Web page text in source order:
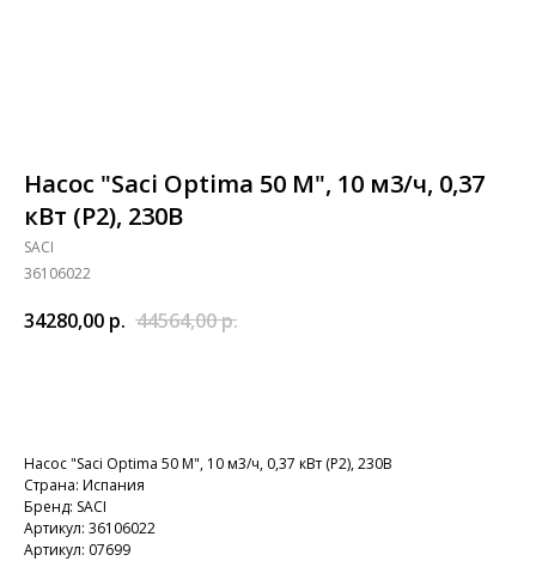
Насос "Saci Optima 50 M", 10 м3/ч, 0,37
кВт (P2), 230В
SACI
36106022
34280,00 р. 44564,00р.
Насос "Saci Optima 50 M", 10 м3/ч, 0,37 кВт (P2), 230В
Страна: Испания
Бренд: SACI
Артикул: 36106022
Артикул: 07699